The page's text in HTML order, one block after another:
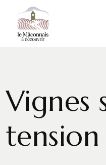
Vignes
tension